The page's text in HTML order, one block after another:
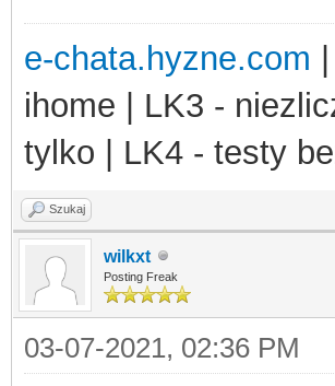
e-chata.hyzne.com
ihome | LK3 -
tylko | LK4 - testy
Szukaj
wilkxt
Posting Freak
03-07-2021, 02:36 PM